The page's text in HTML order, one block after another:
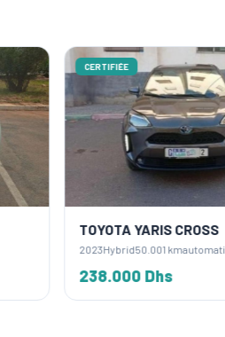
CERTIFIÉE
TOYOTA YARIS CROSS
2023Hybrid50.001 kmautomatique
238.000 Dhs